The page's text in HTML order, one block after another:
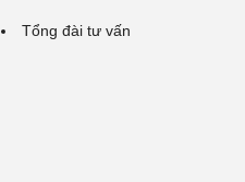
Tổng đài tư vấn